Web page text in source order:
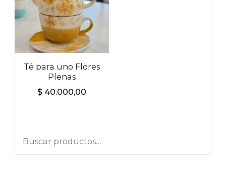
Té para uno Flores
Plenas
$ 40.000,00